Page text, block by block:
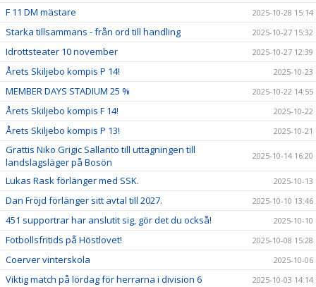
F 11 DM mästare 2025-10-28 15:14
Starka tillsammans - från ord till handling 2025-10-27 15:32
Idrottsteater 10 november 2025-10-27 12:39
Årets Skiljebo kompis P 14! 2025-10-23
MEMBER DAYS STADIUM 25 % 2025-10-22 14:55
Årets Skiljebo kompis F 14! 2025-10-22
Årets Skiljebo kompis P 13! 2025-10-21
Grattis Niko Grigic Sallanto till uttagningen till
landslagsläger på Bosön
2025-10-14 16:20
Lukas Rask förlänger med SSK. 2025-10-13
Dan Fröjd förlänger sitt avtal till 2027. 2025-10-10 13:46
451 supportrar har anslutit sig, gör det du också! 2025-10-10
Fotbollsfritids på Höstlovet! 2025-10-08 15:28
Coerver vinterskola 2025-10-06
Viktig match på lördag för herrarna i division 6 2025-10-03 14:14